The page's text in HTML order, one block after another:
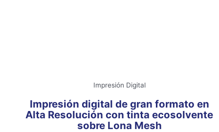
Impresión Digital
Impresión digital de gran formato en
Alta Resolución con tinta ecosolvente
sobre Lona Mesh